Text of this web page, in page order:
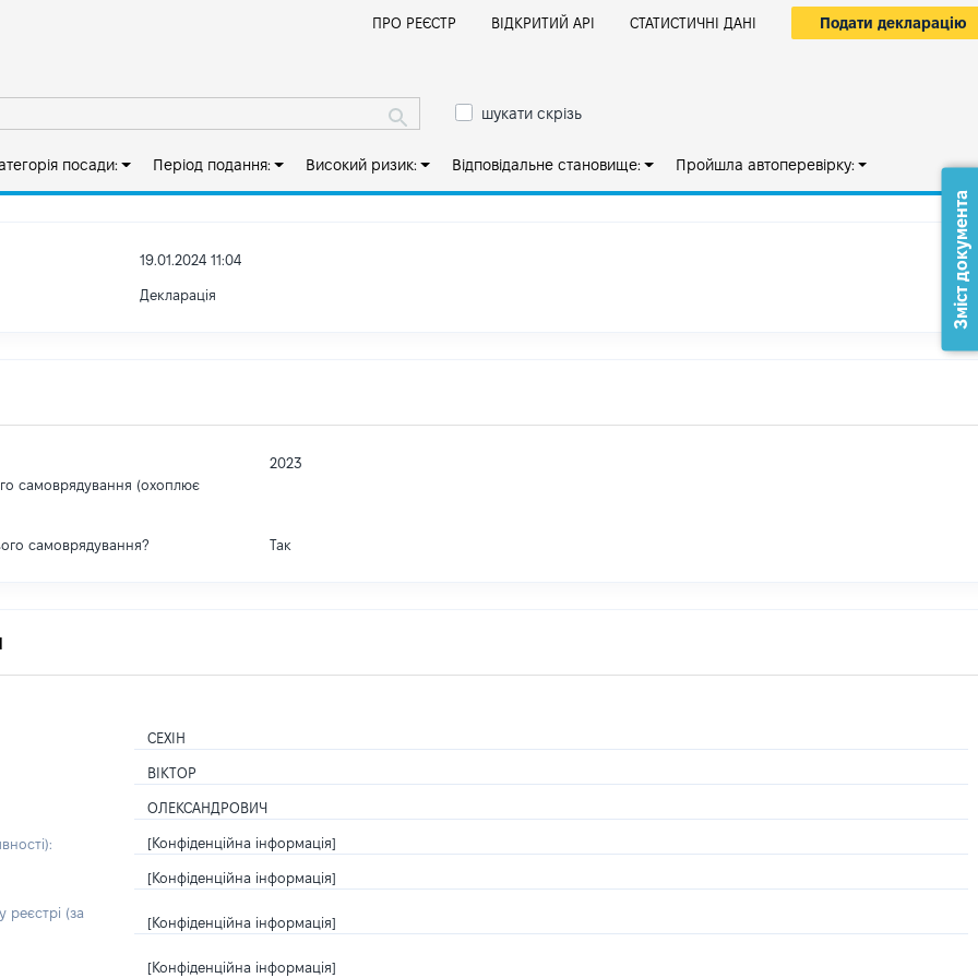
ПРО РЕЄСТР ВІДКРИТИЙ АРІ СТАТИСТИЧНІ ДАНІ Подати декларацію
шукати скрізь
посади: Період подання: Високий ризик: Відповідальне становище: Пройшла автоперевірку:
19.01.2024 11:04
Декларація
самоврядування (охоплює
2023
самоврядування? Так
СЕХІН
ВІКТОР
ОЛЕКСАНДРОВИЧ
[Конфіденційна інформація]
[Конфіденційна інформація]
(за
[Конфіденційна інформація]
[Конфіденційна інформація]
Зміст документа